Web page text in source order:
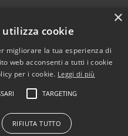
Copyright © 2026 • Comune di
Zafferana Etnea • Powered by
Municipium•
redazione
×
cookie
migliorare la tua esperienza di
web acconsenti a tutti i cookie
per i cookie. Leggi di più
TARGETING
RIFIUTA TUTTO